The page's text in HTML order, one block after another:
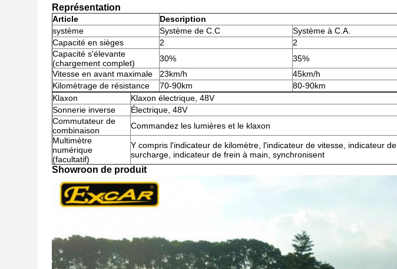
Représentation
Article
Description
système
Système de C.C
Système à C.A.
Capacité en sièges
2
2
Capacité s'élevante
(chargement complet)
30%
35%
Vitesse en avant maximale
23km/h
45km/h
Kilomètrage de résistance
70-90km
80-90km
Klaxon
Klaxon électrique, 48V
Sonnerie inverse
Électrique, 48V
Commutateur de
combinaison
Commandez les lumières et le klaxon
Multimètre
numérique
(facultatif)
Y compris l'indicateur de kilomètre, l'indicateur de vitesse, indicateur de
surcharge, indicateur de frein à main, synchronisent
Showroon de produit